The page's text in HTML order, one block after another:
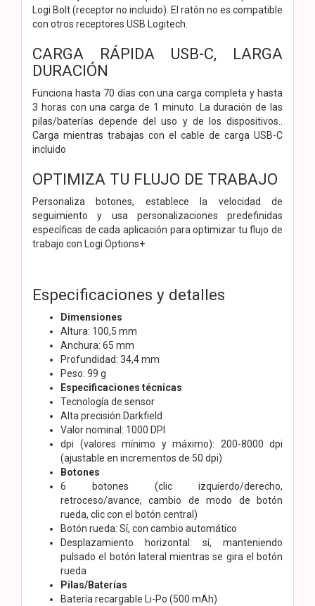
Logi Bolt (receptor no incluido). El ratón no es compatible
con otros receptores USB Logitech.
CARGA RÁPIDA USB-C, LARGA
DURACIÓN
Funciona hasta 70 días con una carga completa y hasta
3 horas con una carga de 1 minuto. La duración de las
pilas/baterías depende del uso y de los dispositivos..
Carga mientras trabajas con el cable de carga USB-C
incluido
OPTIMIZA TU FLUJO DE TRABAJO
Personaliza botones, establece la velocidad de
seguimiento y usa personalizaciones predefinidas
específicas de cada aplicación para optimizar tu flujo de
trabajo con Logi Options+
Especificaciones y detalles
Dimensiones
Altura: 100,5 mm
Anchura: 65 mm
Profundidad: 34,4 mm
Peso: 99 g
Especificaciones técnicas
Tecnología de sensor
Alta precisión Darkfield
Valor nominal: 1000 DPI
dpi (valores mínimo y máximo): 200-8000 dpi
(ajustable en incrementos de 50 dpi)
Botones
6 botones (clic izquierdo/derecho,
retroceso/avance, cambio de modo de botón
rueda, clic con el botón central)
Botón rueda: Sí, con cambio automático
Desplazamiento horizontal: sí, manteniendo
pulsado el botón lateral mientras se gira el botón
rueda
Pilas/Baterías
Batería recargable Li-Po (500 mAh)